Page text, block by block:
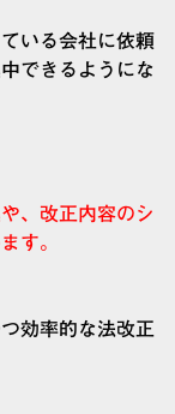
いる会社に依頼
できるようにな
、改正内容のシ
す。
効率的な法改正